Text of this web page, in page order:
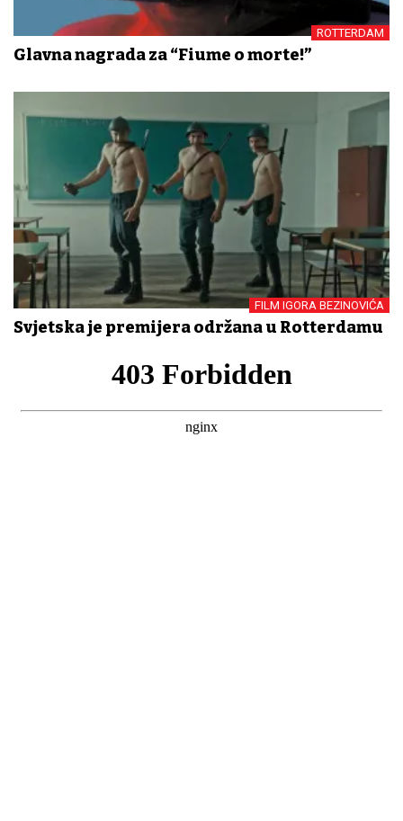
ROTTERDAM
Glavna nagrada za “Fiume o morte!”
FILM IGORA BEZINOVIĆA
Svjetska je premijera održana u Rotterdamu